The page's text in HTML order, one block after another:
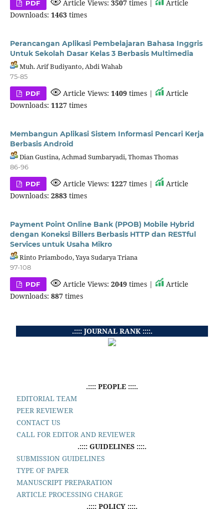
PDF Article Views:3507 times |
Article
Downloads: 1463times
Perancangan Aplikasi Pembelajaran Bahasa Inggris
Untuk Sekolah Dasar Kelas 3 Berbasis Multimedia
Muh. Arif Budiyanto, Abdi Wahab
75-85
PDF Article Views:1409 times |
Article
Downloads: 1127times
Membangun Aplikasi Sistem Informasi Pencari Kerja
Berbasis Android
Dian Gustina, Achmad Sumbaryadi, Thomas Thomas
86-96
PDF Article Views:1227 times |
Article
Downloads: 2883times
Payment Point Online Bank (PPOB) Mobile Hybrid
dengan Koneksi Billers Berbasis HTTP dan RESTful
Services untuk Usaha Mikro
Rinto Priambodo, Yaya Sudarya Triana
97-108
PDF Article Views:2049 times |
Article
Downloads: 887times
.:::: JOURNAL RANK ::::.
.:::: PEOPLE ::::.
EDITORIAL TEAM
PEER REVIEWER
CONTACT US
CALL FOR EDITOR AND REVIEWER
.:::: GUIDELINES ::::.
SUBMISSION GUIDELINES
TYPE OF PAPER
MANUSCRIPT PREPARATION
ARTICLE PROCESSING CHARGE
.:::: POLICY ::::.